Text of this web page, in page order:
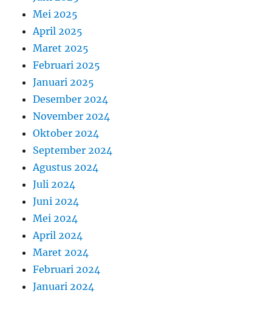
Mei 2025
April 2025
Maret 2025
Februari 2025
Januari 2025
Desember 2024
November 2024
Oktober 2024
September 2024
Agustus 2024
Juli 2024
Juni 2024
Mei 2024
April 2024
Maret 2024
Februari 2024
Januari 2024